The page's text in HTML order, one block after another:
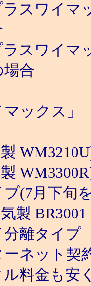
スワイ
スワイ
合
マックス
製
製
(7月下旬
気製
離タイプ
ネット契
料金も安